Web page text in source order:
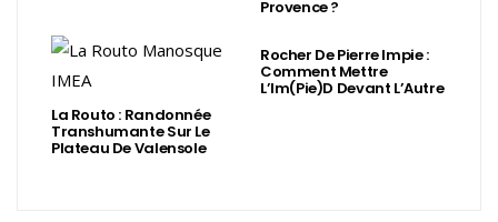
Provence ?
La Routo : Randonnée
Transhumante Sur Le
Plateau De Valensole
Rocher De Pierre Impie :
Comment Mettre
L’Im(Pie)d Devant L’Autre